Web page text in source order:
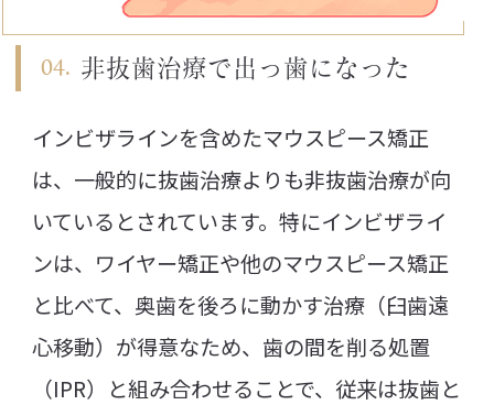
非抜歯治療で 出っ歯になった
インビザラインを含めたマウスピース矯正
は、一般的に抜歯治療よりも非抜歯治療が向
いているとされています。特にインビザライ
ンは、ワイヤー矯正や他のマウスピース矯正
と比べて、奥歯を後ろに動かす治療（臼歯遠
心移動）が得意なため、歯の間を削る処置
（IPR）と組み合わせることで、従来は抜歯と